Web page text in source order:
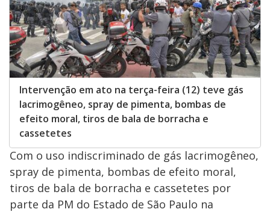
Intervenção em ato na terça-feira (12) teve gás
lacrimogêneo, spray de pimenta, bombas de
efeito moral, tiros de bala de borracha e
cassetetes
Com o uso indiscriminado de gás lacrimogêneo,
spray de pimenta, bombas de efeito moral,
tiros de bala de borracha e cassetetes por
parte da PM do Estado de São Paulo na